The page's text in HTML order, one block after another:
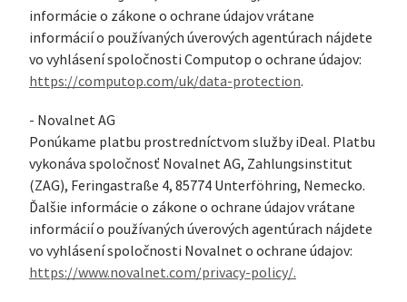
informácie o zákone o ochrane údajov vrátane
informácií o používaných úverových agentúrach nájdete
vo vyhlásení spoločnosti Computop o ochrane údajov:
https://computop.com/uk/data-protection.
- Novalnet AG
Ponúkame platbu prostredníctvom služby iDeal. Platbu
vykonáva spoločnosť Novalnet AG, Zahlungsinstitut
(ZAG), Feringastraße 4, 85774 Unterföhring, Nemecko.
Ďalšie informácie o zákone o ochrane údajov vrátane
informácií o používaných úverových agentúrach nájdete
vo vyhlásení spoločnosti Novalnet o ochrane údajov:
https://www.novalnet.com/privacy-policy/.